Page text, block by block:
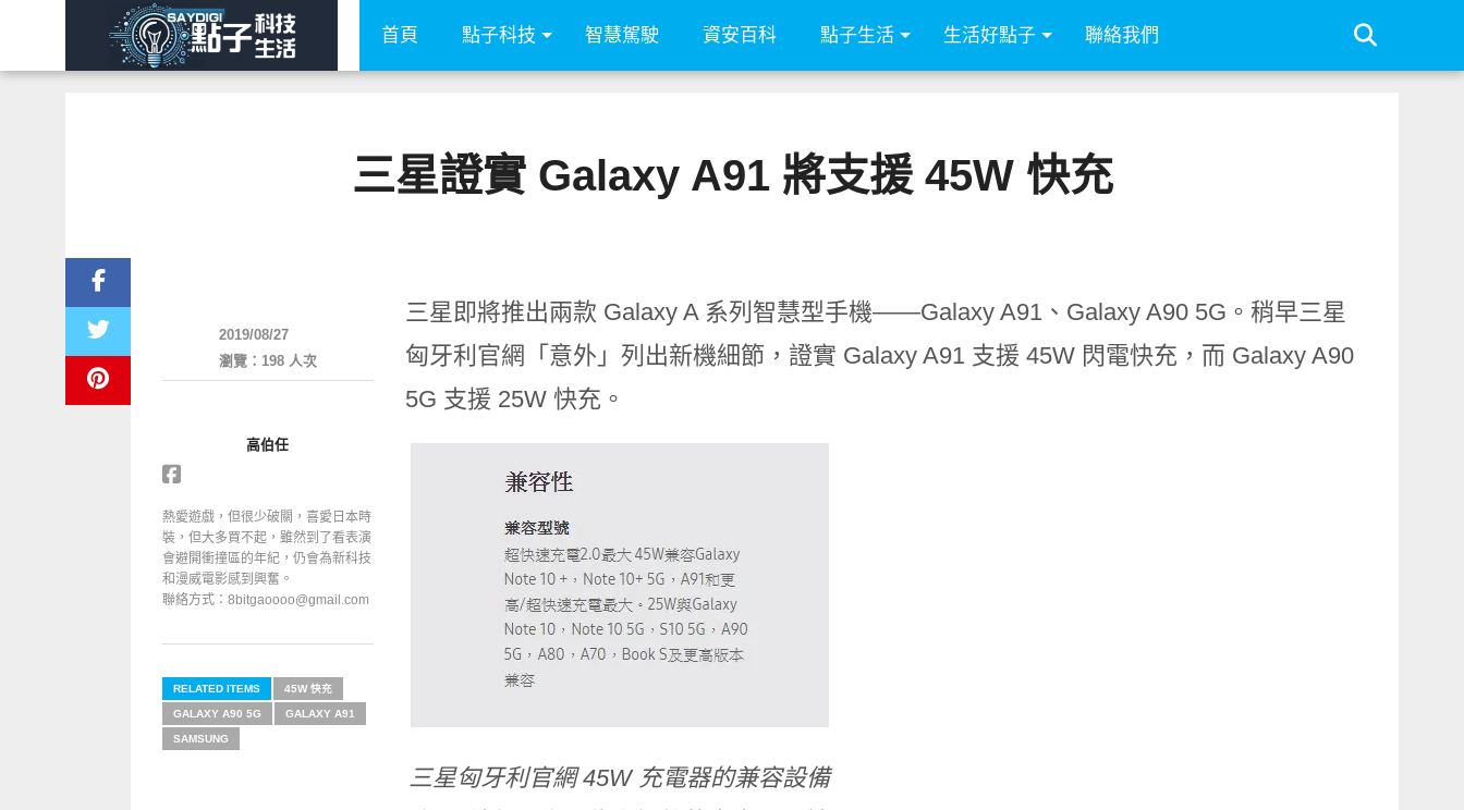
首頁 點子科技 智慧駕駛 資安百科 點子生活 生活好點子 聯絡我們
三星證實 Galaxy A91 將支援 45W 快充
三星即將推出兩款 Galaxy A 系列智慧型手機——Galaxy A91、Galaxy A90 5G。稍早三星
匈牙利官網「意外」列出新機細節，證實 Galaxy A91 支援 45W 閃電快充，而 Galaxy A90
5G 支援 25W 快充。
三星匈牙利官網 45W 充電器的兼容設備
2019/08/27
瀏覽：198 人次
高伯任
熱愛遊戲，但很少破關，喜愛日本時
裝，但大多買不起，雖然到了看表演
會避開衝撞區的年紀，仍會為新科技
和漫威電影感到興奮。
聯絡方式：8bitgaoooo@gmail.com
RELATED ITEMS 45W 快充
GALAXY A90 5G GALAXY A91
SAMSUNG